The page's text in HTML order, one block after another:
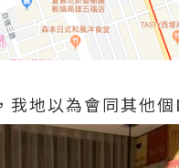
我地以為會同其他